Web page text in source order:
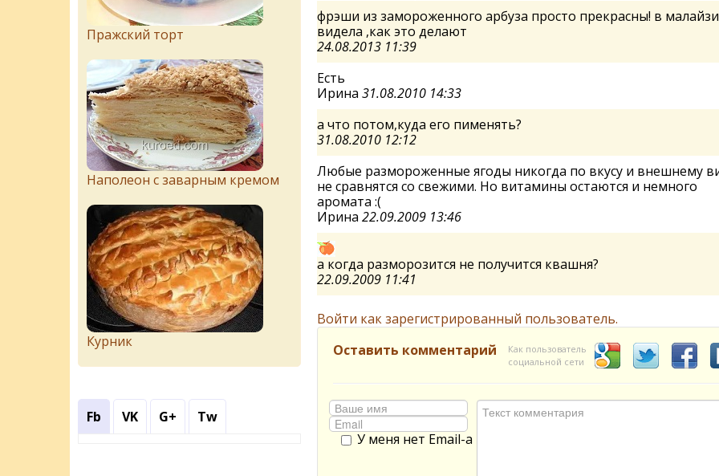
фрэши из замороженного арбуза просто прекрасны! в
видела ,как это делают
24.08.2013 11:39
Есть
Ирина 31.08.2010 14:33
а что потом,куда его пименять?
31.08.2010 12:12
Любые размороженные ягоды никогда по вкусу и внешнему
не сравнятся со свежими. Но витамины остаются и немного
аромата :(
Ирина 22.09.2009 13:46
а когда разморозится не получится квашня?
22.09.2009 11:41
Войти как зарегистрированный пользователь.
Оставить комментарий
Как пользователь
социальной сети
У меня нет Email-а
Пражский торт
Наполеон с заварным кремом
Курник
Fb VK G+ Tw